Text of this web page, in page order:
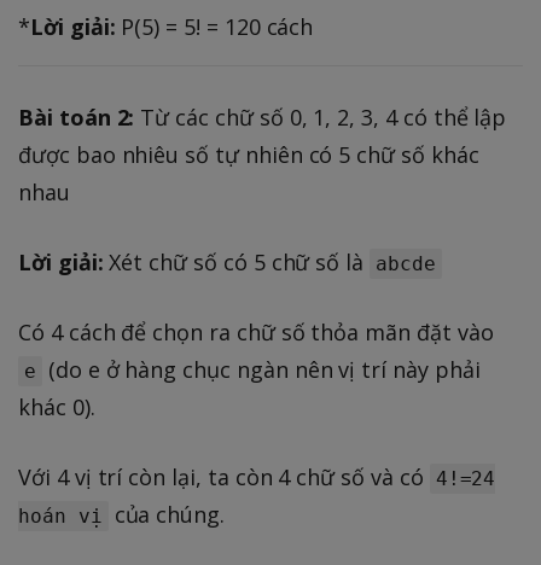
*Lời giải: P(5) = 5! = 120 cách
Bài toán 2: Từ các chữ số 0, 1, 2, 3, 4 có thể lập
được bao nhiêu số tự nhiên có 5 chữ số khác
nhau
Lời giải: Xét chữ số có 5 chữ số là abcde
Có 4 cách để chọn ra chữ số thỏa mãn đặt vào
e
(do e ở hàng chục ngàn nên vị trí này phải
khác 0).
Với 4 vị trí còn lại, ta còn 4 chữ số và có
4!=24
hoán vị
của chúng.